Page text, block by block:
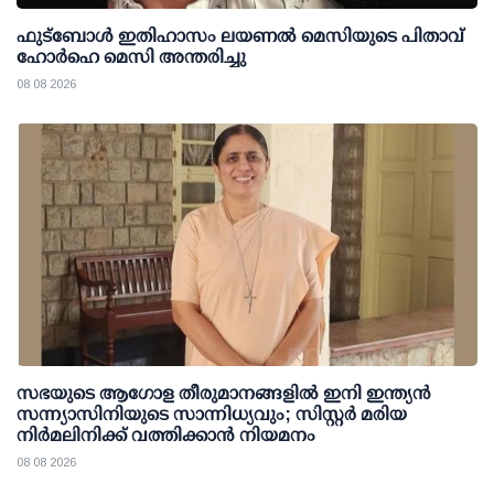
ഫുട്ബോൾ ഇതിഹാസം ലയണൽ മെസിയുടെ പിതാവ്
ഹോർഹെ മെസി അന്തരിച്ചു
08 08 2026
സഭയുടെ ആഗോള തീരുമാനങ്ങളിൽ ഇനി ഇന്ത്യൻ
സന്ന്യാസിനിയുടെ സാന്നിധ്യവും; സിസ്റ്റർ മരിയ
നിർമലിനിക്ക് വത്തിക്കാൻ നിയമനം
08 08 2026